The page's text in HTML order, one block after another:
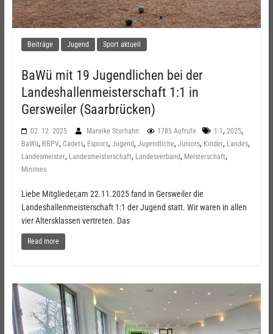
Beiträge Jugend Sport aktuell
BaWü mit 19 Jugendlichen bei der
Landeshallenmeisterschaft 1:1 in
Gersweiler (Saarbrücken)
02. 12. 2025 Mareike Sturhahn 1785 Aufrufe 1:1 , 2025,
BaWü, BBPV, Cadets, Espoirs, Jugend, Jugendliche, Juniors, Kinder, Landes,
Landesmeister, Landesmeisterschaft, Landesverband, Meisterschaft,
Minimes
Liebe Mitglieder,am 22.11.2025 fand in Gersweiler die
Landeshallenmeisterschaft 1:1 der Jugend statt. Wir waren in allen
vier Altersklassen vertreten. Das
Read more